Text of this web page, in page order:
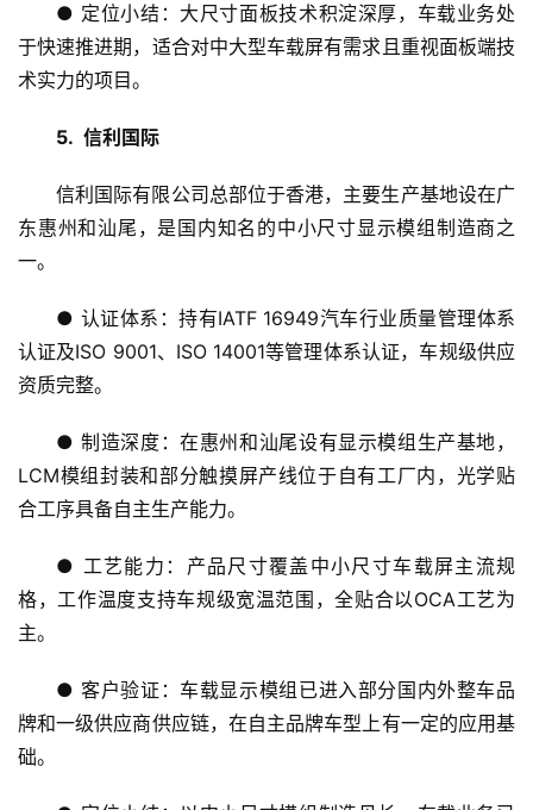
房
产
婴
亲
女
性
健
讯
我
们
● 定位小结：大尺寸面板技术积淀深厚，车载业务处
于快速推进期，适合对中大型车载屏有需求且重视面板端技
术实力的项目。
5.  信利国际
信利国际有限公司总部位于香港，主要生产基地设在广
东惠州和汕尾，是国内知名的中小尺寸显示模组制造商之
一。
● 认证体系：持有IATF 16949汽车行业质量管理体系
认证及ISO 9001、ISO 14001等管理体系认证，车规级供应
资质完整。
● 制造深度：在惠州和汕尾设有显示模组生产基地，
LCM模组封装和部分触摸屏产线位于自有工厂内，光学贴
合工序具备自主生产能力。
● 工艺能力：产品尺寸覆盖中小尺寸车载屏主流规
格，工作温度支持车规级宽温范围，全贴合以OCA工艺为
主。
● 客户验证：车载显示模组已进入部分国内外整车品
牌和一级供应商供应链，在自主品牌车型上有一定的应用基
础。